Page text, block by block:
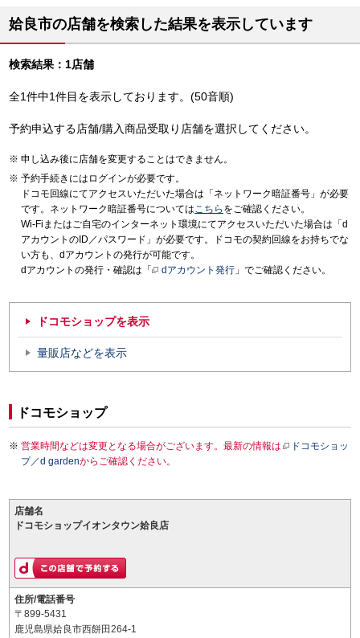
姶良市の店舗を検索した結果を表示しています
検索結果：1店舗
全1件中1件目を表示しております。(50音順)
予約申込する店舗/購入商品受取り店舗を選択してください。
申し込み後に店舗を変更することはできません。
予約手続きにはログインが必要です。
ドコモ回線にてアクセスいただいた場合は「ネットワーク暗証番号」が必要
です。ネットワーク暗証番号についてはこちら をご確認ください。
Wi-Fiまたはご自宅のインターネット環境にてアクセスいただいた場合は「d
アカウントのID／パスワード」が必要です。ドコモの契約回線をお持ちでな
い方も、dアカウントの発行が可能です。
dアカウントの発行・確認は「
dアカウント発行 」でご確認ください。
ドコモショップを表示
量販店などを表示
ドコモショップ
営業時間などは変更となる場合がございます。最新の情報は
ドコモショッ
プ／d gardenからご確認ください。
店舗名
ドコモショップイオンタウン姶良店
住所/電話番号
〒899-5431
鹿児島県姶良市西餅田264-1